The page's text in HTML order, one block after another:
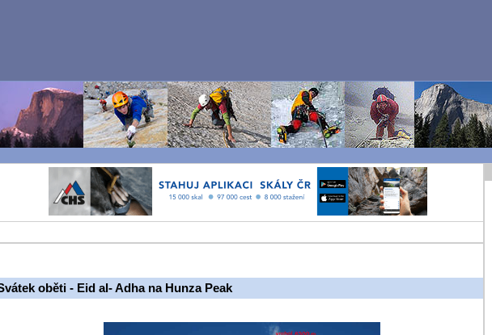
oběti - Eid al- Adha na Hunza Peak